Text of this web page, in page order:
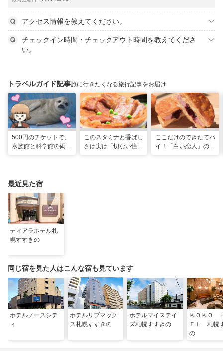
アクセス情報を教えてください。
チェックイン時間・チェックアウト時間を教えてくださ
い。
トラベルガイド記事旅に行きたくなる旅行記事をお届け
500円のチケットで、
水族館と科学館の両方
このスタミナと香ばし
さは実は「切ない憧
ここだけのできたてパ
イ！「白い恋人」の石
最近見た宿
ティアラホテル札
幌すすきの
同じ宿を見た人はこんな宿も見ています
ホテルノースシテ
ィ
ホテルリブマック
ス札幌すすきの
ホテルマイステイ
ズ札幌すすきの
ＫＯＫＯ
ＥＬ 札幌
の